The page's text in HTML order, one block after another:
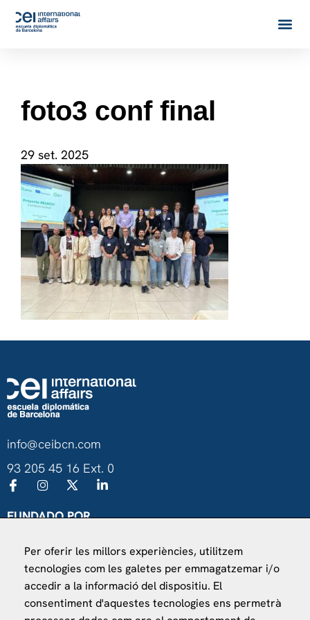
foto3 conf final
29 set. 2025
info@ceibcn.com
93 205 45 16 Ext. 0
FUNDADO POR
Ministerio de Asuntos Exteriores, UE y Cooperación
Fundación "la Caixa"
Per oferir les millors experiències, utilitzem
tecnologies com les galetes per emmagatzemar i/o
accedir a la informació del dispositiu. El
consentiment d'aquestes tecnologies ens permetrà